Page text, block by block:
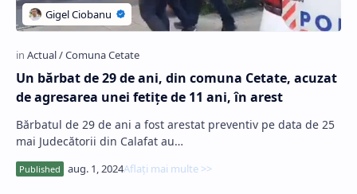
Un bărbat de 29 de ani, din comuna Cetate, acuzat
de agresarea unei fetiţe de 11 ani, în arest
Bărbatul de 29 de ani a fost arestat preventiv pe data de 25
mai Judecătorii din Calafat au…